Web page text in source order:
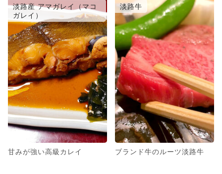
淡路産 アマガレイ（マコ
ガレイ）
甘みが強い高級カレイ
淡路牛
ブランド牛のルーツ淡路牛